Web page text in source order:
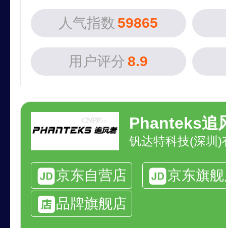
人气指数 59865
用户评分 8.9
Phanteks追
钒达特科技(深圳)
京东自营店
京东旗
品牌旗舰店